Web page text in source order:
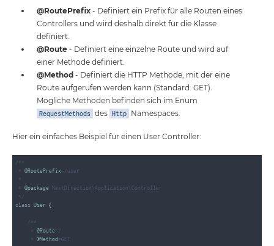
@RoutePrefix - Definiert ein Prefix für alle Routen eines
Controllers und wird deshalb direkt für die Klasse
definiert.
@Route - Definiert eine einzelne Route und wird auf
einer Methode definiert.
@Method - Definiert die HTTP Methode, mit der eine
Route aufgerufen werden kann (Standard: GET).
Mögliche Methoden befinden sich im Enum
RequestMethods des Http Namespaces.
Hier ein einfaches Beispiel für einen User Controller:
/**
* @RoutePrefix =/user
*
* @package NextDirection\Application\Controller
*/
class
User {
/**
     *
@Route=/
     *
@Method =GET